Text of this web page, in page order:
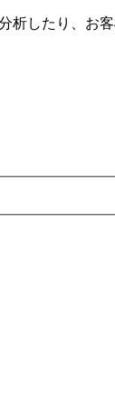
したり、お